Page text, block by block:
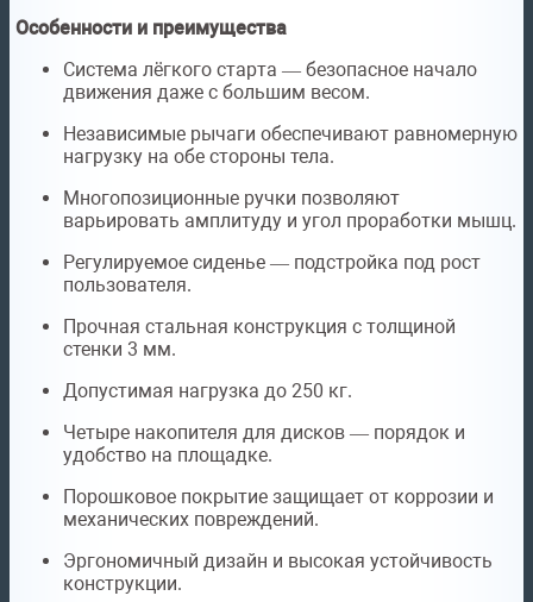
Особенности и преимущества
Система лёгкого старта — безопасное начало
движения даже с большим весом.
Независимые рычаги обеспечивают равномерную
нагрузку на обе стороны тела.
Многопозиционные ручки позволяют
варьировать амплитуду и угол проработки мышц.
Регулируемое сиденье — подстройка под рост
пользователя.
Прочная стальная конструкция с толщиной
стенки 3 мм.
Допустимая нагрузка до 250 кг.
Четыре накопителя для дисков — порядок и
удобство на площадке.
Порошковое покрытие защищает от коррозии и
механических повреждений.
Эргономичный дизайн и высокая устойчивость
конструкции.